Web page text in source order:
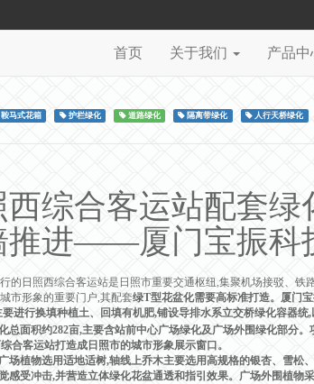
首页 关于我们 产品中
鞍马式花箱 护栏绿化 道路绿化 隔离带绿化 人行天桥绿化
西综合客运站配套
推进——厦门宝振科
的日照西综合客运站是日照市重要交通枢纽,集聚机场接驳、
市形象的重要门户,其配套绿T型花盆化需要高标准打造。厦门
进行换填种植土、回填有机肥,铺设导排水系立交桥绿化容器统,
面积约282亩,主要含站前中心广场绿化及广场外围绿化部分。
合客运站打造成日照市的城市形象展示窗口。
植物选用适地适树,轴线上乔木主要选用高规格的银杏、雪松
感受冲击,并营造立体绿化花盆通透和指引效果。广场外围植